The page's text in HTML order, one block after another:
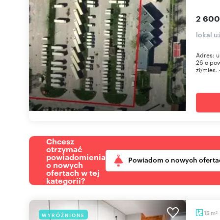
2
lokal
Adres:
26 o
zł/mies.
Chcesz
otrzymać
powiadomienia
o nowych
ofertach w tej
kategorii?
Powiadom o nowych
WYRÓŻNIONE 15 m2